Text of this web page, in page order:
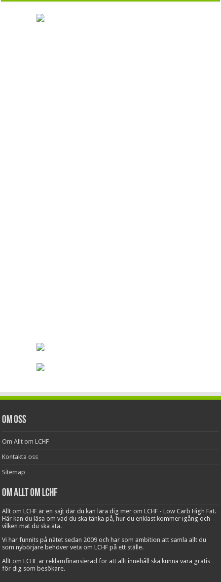
Om oss
Om Allt om LCHF
Kontakta oss
Sitemap
Om Allt om LCHF
Allt om LCHF är en sajt där du kan lära dig mer om LCHF - Low Carb High Fat.
Här kan du läsa om vad du ska tänka på, hur du enklast kommer igång och
vilken mat du ska äta.
Vi har funnits på nätet sedan 2009 och har som ambition att samla allt du
som nybörjare behöver veta om LCHF på ett ställe.
Allt om LCHF är reklamfinansierad för att allt innehåll ska kunna vara gratis
för dig som besökare.